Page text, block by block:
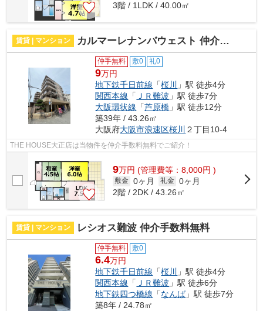
3階 / 1LDK / 40.00㎡
賃貸 | マンション カルマーレナンバウェスト 仲介手数料無料
仲手無料 敷0 礼0
9万円
地下鉄千日前線 「桜川
」駅 徒歩4分
関西本線 「 ＪＲ難波 」駅 徒歩7分
大阪環状線 「芦原橋 」駅 徒歩12分
築39年 / 43.26㎡
大阪府大阪市浪速区桜川 ２丁目10-4
THE HOUSE大正店は当物件を仲介手数料無料でご紹介！
9万円 (管理費等：8,000円 )
敷金 0ヶ月 礼金 0ヶ月
2階 / 2DK / 43.26㎡
賃貸 | マンション レシオス難波 仲介手数料無料
仲手無料 敷0
6.4万円
地下鉄千日前線 「桜川
」駅 徒歩4分
関西本線 「 ＪＲ難波 」駅 徒歩6分
地下鉄四つ橋線 「なんば」駅 徒歩7分
築8年 / 24.78㎡